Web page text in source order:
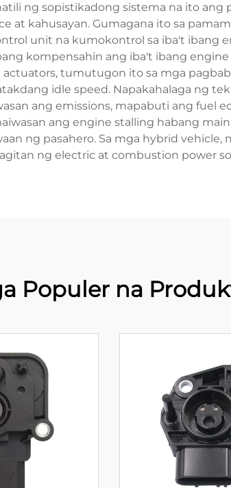
ng sopistikadong sistema na ito
at kahusayan. Gumagana ito sa
unit na kumokontrol sa iba't ibang
kompensahin ang iba't ibang
tumutugon ito sa mga
idle speed. Napakahalaga ng
ang emissions, mapabuti ang fuel
ang engine stalling habang
ng pasahero. Sa mga hybrid
ng electric at combustion power
Populer na